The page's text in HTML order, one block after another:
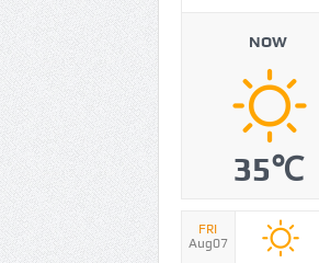
NOW
35℃
FRI
Aug07